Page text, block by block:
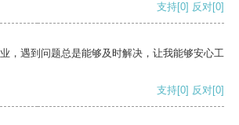
支持[0] 反对[0]
，遇到问题总是能够及时解决，让我能够安心工
支持[0] 反对[0]